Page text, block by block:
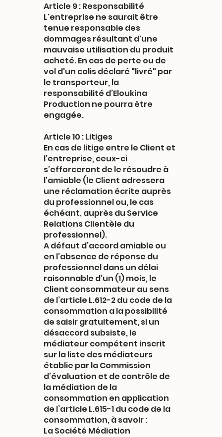
Article 9 : Responsabilité
L'entreprise ne saurait être
tenue responsable des
dommages résultant d'une
mauvaise utilisation du produit
acheté. En cas de perte ou de
vol d'un colis déclaré "livré" par
le transporteur, la
responsabilité d’Eloukina
Production ne pourra être
engagée.
Article 10 : Litiges
En cas de litige entre le Client et
l’entreprise, ceux-ci
s’efforceront de le résoudre à
l’amiable (le Client adressera
une réclamation écrite auprès
du professionnel ou, le cas
échéant, auprès du Service
Relations Clientèle du
professionnel).
A défaut d’accord amiable ou
en l’absence de réponse du
professionnel dans un délai
raisonnable d’un (1) mois, le
Client consommateur au sens
de l’article L.612-2 du code de la
consommation a la possibilité
de saisir gratuitement, si un
désaccord subsiste, le
médiateur compétent inscrit
sur la liste des médiateurs
établie par la Commission
d’évaluation et de contrôle de
la médiation de la
consommation en application
de l’article L.615-1 du code de la
consommation, à savoir :
La Société Médiation